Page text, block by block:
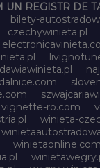
UN REGISTR DE
bilety-
czechywinieta.pl
vignette-ro.com
winieta-
winietaonline.com